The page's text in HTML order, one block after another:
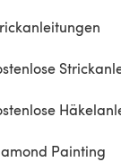
Painting